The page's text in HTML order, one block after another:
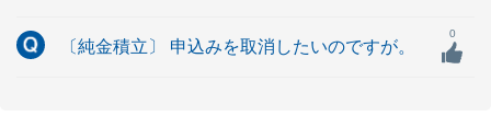
〔純金積立〕 申込みを取消したいのですが。
0